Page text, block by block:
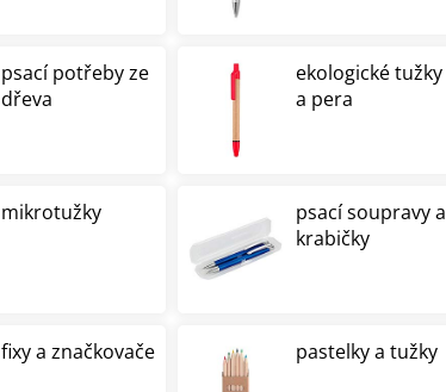
psací potřeby ze
dřeva
ekologické tužky
a pera
mikrotužky
psací soupravy a
krabičky
fixy a značkovače pastelky a tužky